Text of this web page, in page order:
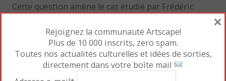
Cette question amène le cas étudié par Frédéric
L’image duGuerrillero Heroicoa été déclinée en une
variété de produits commerciaux et a servi de
supports publicitaires, dénués de toute
considération politique. L’auteur du cliché, Alberto
Rejoignez la communauté Artscape!
Plus de 10 000 inscrits, zero spam.
Toutes nos actualités culturelles et idées de sorties,
directement dans votre boîte mail
×